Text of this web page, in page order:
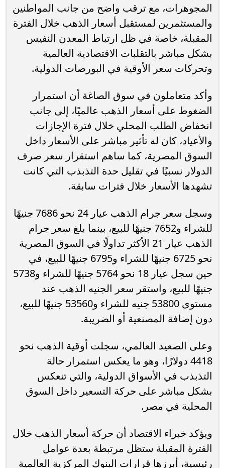
المجوهرات، مع ترقب واضح من جانب المواطنين
والمستثمرين لمستقبل أسعار الذهب خلال الفترة
المقبلة، خاصة في ظل ارتباط المعدن النفيس
بشكل مباشر بالتقلبات الاقتصادية العالمية
وتحركات سعر الأوقية في البورصات الدولية.
وأكد متعاملون في سوق الصاغة أن استمرار
الضغوط على أسعار الذهب عالميًا، إلى جانب
انخفاض الطلب المحلي خلال فترة الإجازات
والأعياد، كان له تأثير مباشر على الأسعار داخل
السوق المصرية، كما ساهم استقرار سعر صرف
الدولار نسبيًا في تقليل حدة التذبذب التي كانت
تشهدها الأسعار خلال فترات سابقة.
وسجل سعر جرام الذهب عيار 24 نحو 7686 جنيهًا
للشراء و7652 جنيهًا للبيع، بينما بلغ سعر جرام
الذهب عيار 21 الأكثر تداولًا في السوق المصرية
نحو 6725 جنيهًا للشراء و6795 جنيهًا للبيع، في
حين سجل عيار 18 نحو 5764 جنيهًا للشراء و5738
جنيهًا للبيع، واستقر سعر الجنيه الذهب عند
مستوى 53800 جنيه للشراء و53560 جنيهًا للبيع،
دون إضافة المصنعية أو الضريبة.
وعلى الصعيد العالمي، سجلت أوقية الذهب نحو
4418 دولارًا، وهو ما يعكس استمرار حالة
التذبذب في الأسواق الدولية، والتي تنعكس
بشكل مباشر على حركة التسعير داخل السوق
المحلية في مصر.
ويؤكد خبراء الاقتصاد أن حركة أسعار الذهب خلال
الفترة المقبلة ستظل مرتبطة بعدة عوامل
رئيسية، أبرزها قرارات البنوك المركزية العالمية